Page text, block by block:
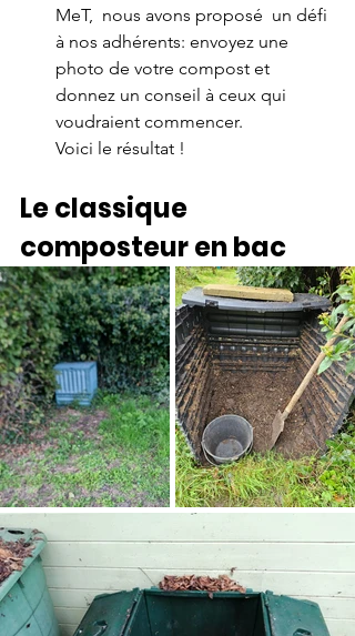
MeT,  nous avons proposé  un défi
à nos adhérents: envoyez une
photo de votre compost et
donnez un conseil à ceux qui
voudraient commencer.
Voici le résultat !
Le classique
composteur en bac